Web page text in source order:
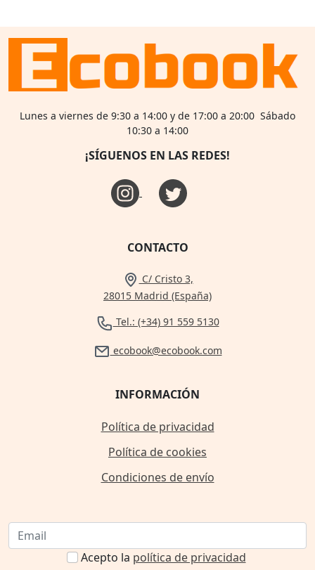
Lunes a viernes de 9:30 a 14:00 y de 17:00 a 20:00 Sábado
10:30 a 14:00
¡SÍGUENOS EN LAS REDES!
CONTACTO
C/ Cristo 3,
28015 Madrid (España)
Tel.: (+34) 91 559 5130
ecobook@ecobook.com
INFORMACIÓN
Política de privacidad
Política de cookies
Condiciones de envío
Acepto la política de privacidad